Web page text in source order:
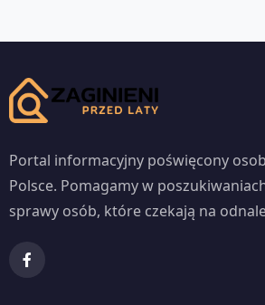
Portal informacyjny poświęcony
Polsce. Pomagamy w
sprawy osób, które czekają na